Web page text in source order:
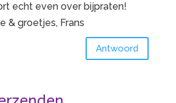
echt even over bijpraten!
& groetjes, Frans
Antwoord